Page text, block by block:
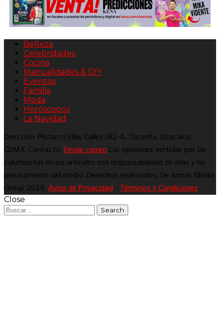
Belleza
Celebridades
Cocina
Manualidades & DIY
Eventos
Familia
Moda
Horóscopos
La Navidad
Dirección: Plutarco Elías Calles 382-A. Tlazintla, Iztacalco.
CDMX. Contacto:Enviar correoLas opiniones vertidas por las
columnistas en los artículos son responsabilidad de ellas y no
precisamente del medio. Derechos reservados, De Armas Media
Group 2024.Aviso de Privacidad-Términos y Condiciones
Close